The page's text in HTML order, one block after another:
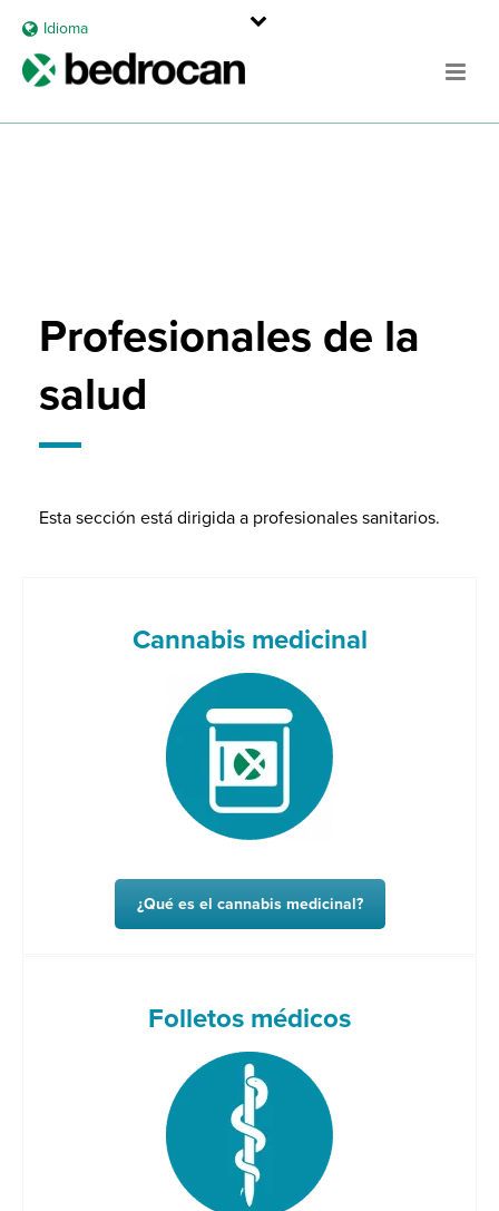
Idioma
Profesionales de la
salud
Esta sección está dirigida a profesionales sanitarios.
Cannabis medicinal
¿Qué es el cannabis medicinal?
Folletos médicos